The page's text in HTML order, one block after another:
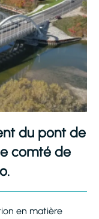
du pont de
comté de
en matière